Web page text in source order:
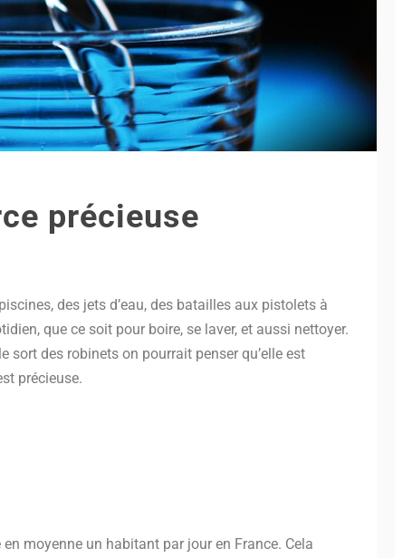
précieuse
des jets d’eau, des batailles aux pistolets à
que ce soit pour boire, se laver, et aussi nettoyer.
sort des robinets on pourrait penser qu’elle est
précieuse.
en moyenne un habitant par jour en France. Cela